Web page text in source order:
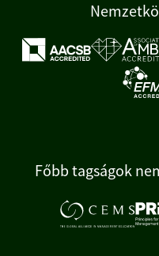
Főbb tagságok